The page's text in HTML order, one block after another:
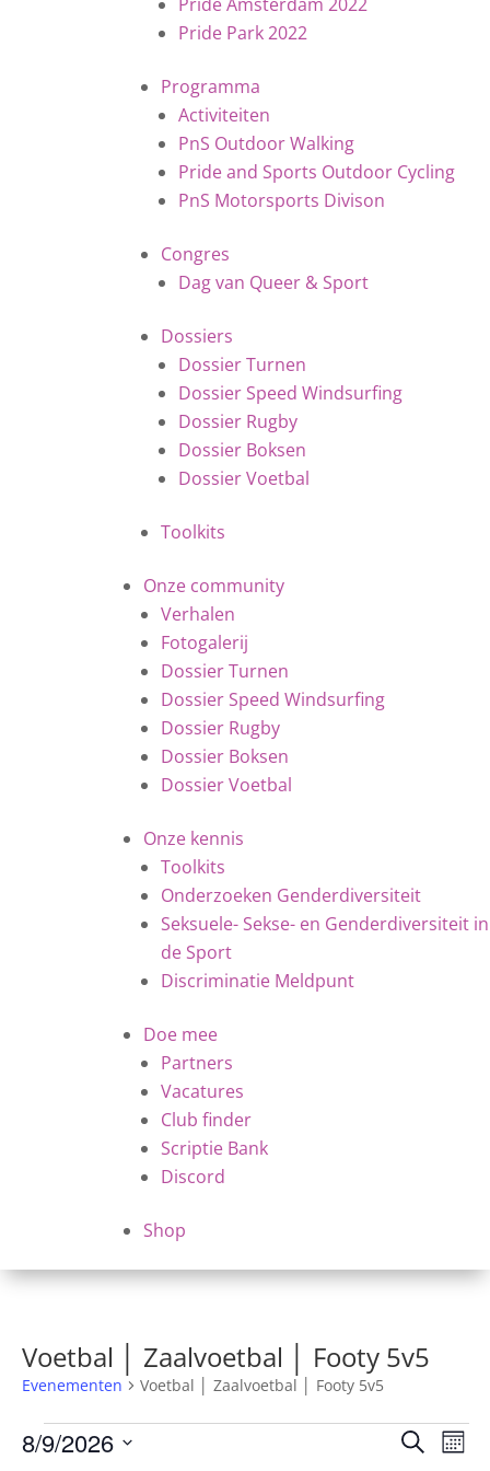
Pride Park 2022
Programma
Activiteiten
PnS Outdoor Walking
Pride and Sports Outdoor Cycling
PnS Motorsports Divison
Congres
Dag van Queer & Sport
Dossiers
Dossier Turnen
Dossier Speed Windsurfing
Dossier Rugby
Dossier Boksen
Dossier Voetbal
Toolkits
Onze community
Verhalen
Fotogalerij
Dossier Turnen
Dossier Speed Windsurfing
Dossier Rugby
Dossier Boksen
Dossier Voetbal
Onze kennis
Toolkits
Onderzoeken Genderdiversiteit
Seksuele- Sekse- en Genderdiversiteit in
de Sport
Discriminatie Meldpunt
Doe mee
Partners
Vacatures
Club finder
Scriptie Bank
Discord
Shop
Voetbal │ Zaalvoetbal │ Footy 5v5
Evenementen Voetbal │ Zaalvoetbal │ Footy 5v5
Evenementen Zoeken
8/9/2026